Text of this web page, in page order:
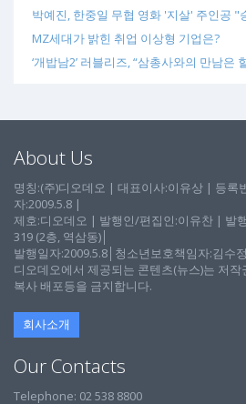
박예진, 한중일 무협 영화 '지살' 주인공 "
MZ세대가 밝힌 취업 이상형 기업은?
‘개밥남2’ 러블리즈, “삼총사와의 만남은
About Us
명칭:(주)디오데오 | 대표이사:이유상 | 등록
자:2009.5.8 |
제호:디오데오 | 발행인/편집인:이유찬 | 발
319 (2층, 역삼동)│
발행일자:2009.5.8│청소년보호책임자:김수정
디오데오에서 제공되는 콘텐츠(뉴스)는 저
복사 배포등을 금지합니다.
회사소개
Our Contacts
Telephone: 02 538 8800